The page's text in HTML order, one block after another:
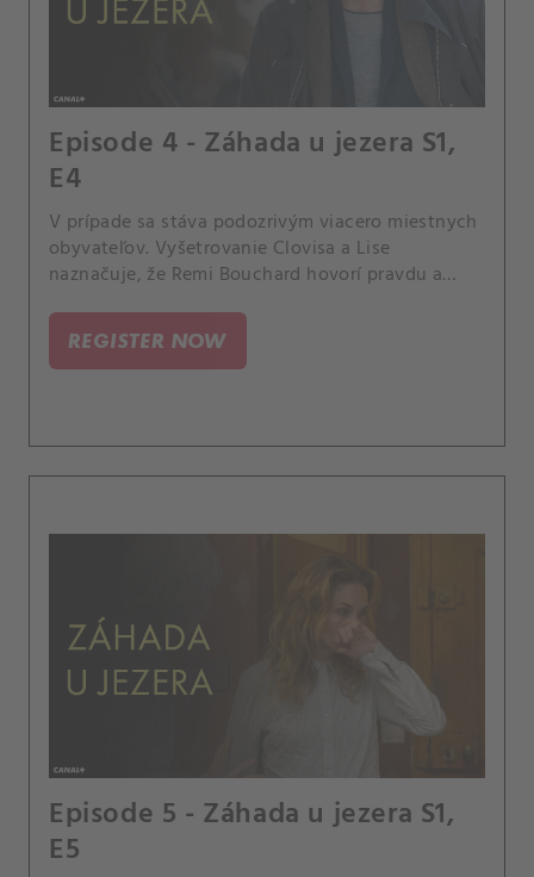
Episode 4 - Záhada u jezera S1,
E4
V prípade sa stáva podozrivým viacero miestnych
obyvateľov. Vyšetrovanie Clovisa a Lise
naznačuje, že Remi Bouchard hovorí pravdu a
sfalšované.
REGISTER NOW
Episode 5 - Záhada u jezera S1,
E5